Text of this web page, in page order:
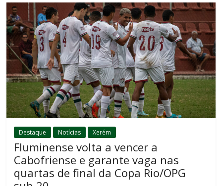
Destaque Notícias Xerém
Fluminense volta a vencer a
Cabofriense e garante vaga nas
quartas de final da Copa Rio/OPG